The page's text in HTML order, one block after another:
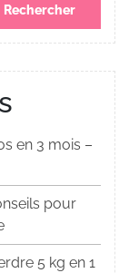
Rechercher
en 3 mois –
pour
5 kg en 1